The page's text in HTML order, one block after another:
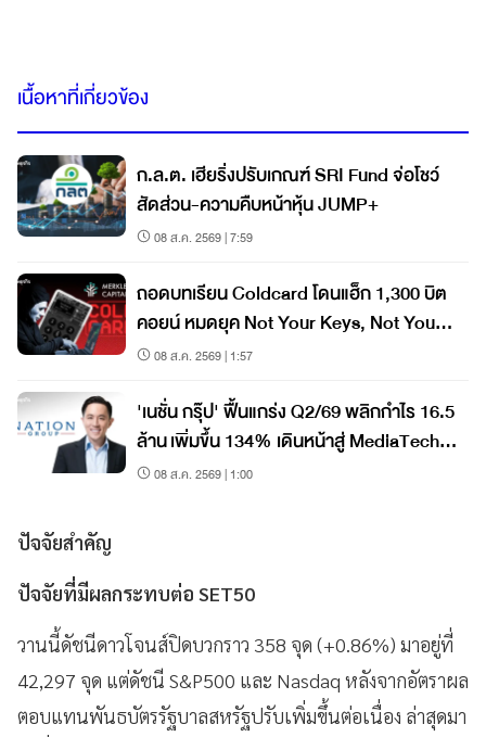
เนื้อหาที่เกี่ยวข้อง
ก.ล.ต. เฮียริ่งปรับเกณฑ์ SRI Fund จ่อโชว์
สัดส่วน-ความคืบหน้าหุ้น JUMP+
08 ส.ค. 2569 | 7:59
ถอดบทเรียน Coldcard โดนแฮ็ก 1,300 บิต
คอยน์ หมดยุค Not Your Keys, Not Your
Coins?
08 ส.ค. 2569 | 1:57
'เนชั่น กรุ๊ป' ฟื้นแกร่ง Q2/69 พลิกกำไร 16.5
ล้าน เพิ่มขึ้น 134% เดินหน้าสู่ MediaTech
เต็มรูปแบบ
08 ส.ค. 2569 | 1:00
ปัจจัยสำคัญ
ปัจจัยที่มีผลกระทบต่อ SET50
วานนี้ดัชนีดาวโจนส์ปิดบวกราว 358 จุด (+0.86%) มาอยู่ที่
42,297 จุด แต่ดัชนี S&P500 และ Nasdaq หลังจากอัตราผล
ตอบแทนพันธบัตรรัฐบาลสหรัฐปรับเพิ่มขึ้นต่อเนื่อง ล่าสุดมา